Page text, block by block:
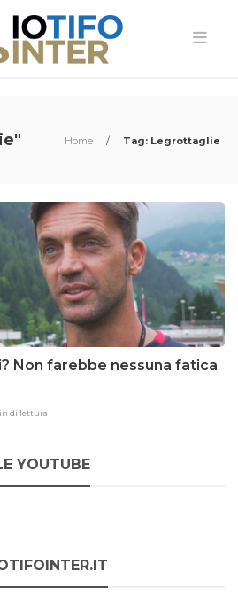
Home / Tag: Legrottaglie
Non farebbe nessuna fatica
di lettura
YOUTUBE